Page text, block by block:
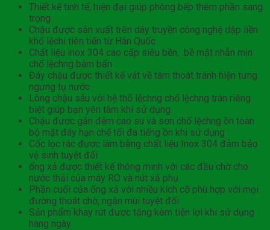
Thiết kế tinh tế, hiện đại giúp phòng bếp thêm phần sang
trọng
Chậu được sản xuất trên dây truyền công nghệ dập liền
khố lệchi tiên tiến từ Hàn Quốc
Chất liệu inox 304 cao cấp siêu bền, bề mặt nhẵn mịn
chố lệchng bám bẩn
Đáy chậu được thiết kế vát về tâm thoát tránh hiện tưng
ngưng tụ nước
Lòng chậu sâu với hệ thố lệchng chố lệchng tràn riêng
biệt giúp bạn yên tâm khi sử dụng
Chậu được gắn đệm cao su và sơn chố lệchng ồn toàn
bộ mặt đáy hạn chế tối đa tiếng ồn khi sử dụng
Cốc lọc rác được làm bằng chất liệu Inox 304 đảm bảo
vệ sinh tuyệt đối
ống xả được thiết kế thông minh với các đầu chờ cho
nước thải của máy RO và nút xả phụ
Phần cuối của ống xả với nhiều kích cỡ phù hợp với mọi
đường thoát chờ, ngăn mùi tuyệt đối
Sản phẩm khay rút được tặng kèm tiện lợi khi sử dụng
hàng ngày